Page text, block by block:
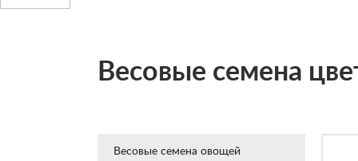
Весовые семена
Весовые семена овощей